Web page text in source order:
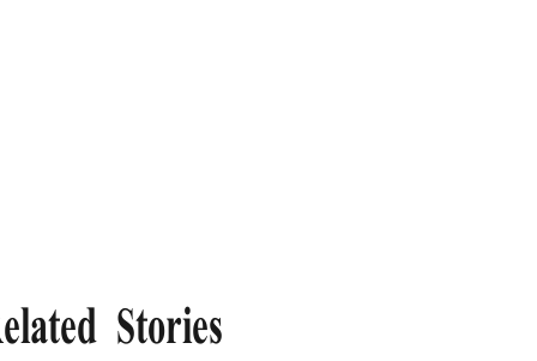
Stories